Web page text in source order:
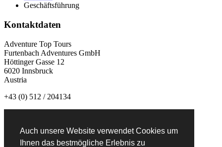
Auch unsere Website verwendet Cookies um
Ihnen das bestmögliche Erlebnis zu
Geschäftsführung
Kontaktdaten
Adventure Top Tours
Furtenbach Adventures GmbH
Höttinger Gasse 12
6020 Innsbruck
Austria
+43 (0) 512 / 204134
Newsletteranmeldung: